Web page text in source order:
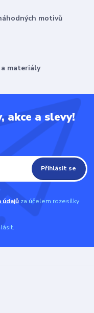
motivů
materiály
akce a slevy!
Přihlásit se
údajů za účelem rozesílky